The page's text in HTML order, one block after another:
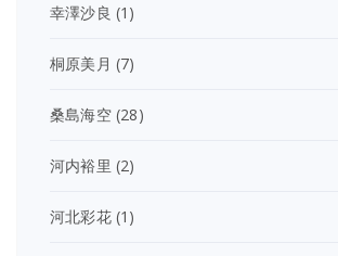
幸澤沙良 (1)
桐原美月 (7)
桑島海空(28)
河内裕里 (2)
河北彩花(1)